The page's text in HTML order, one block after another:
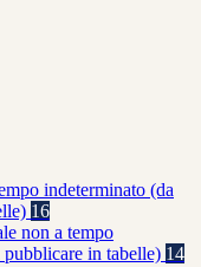
indeterminato (da
16
non a tempo
in tabelle) 14